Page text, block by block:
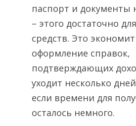
паспорт и документы
– этого достаточно
средств. Это
оформление справок,
подтверждающих
уходит несколько
если времени для
осталось немного.